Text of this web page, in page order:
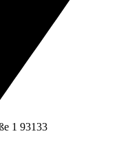
1 93133